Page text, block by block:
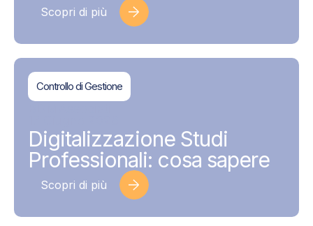
Scopri di più
Controllo di Gestione
Digitalizzazione Studi
Professionali: cosa sapere
Scopri di più